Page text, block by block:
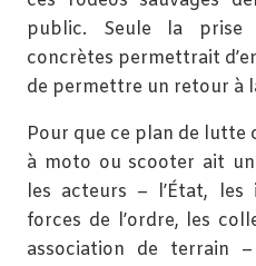
public. Seule la
concrètes permettrait
de permettre un retour à
Pour que ce plan de lutte
à moto ou scooter ait
les acteurs – l’État, les
forces de l’ordre, les
association de terrain